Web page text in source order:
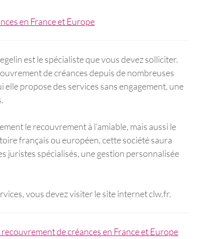
est le spécialiste que vous devez solliciter.
de créances depuis de nombreuses
propose des services sans engagement, une
le recouvrement à l’amiable, mais aussi le
français ou européen, cette société saura
juristes spécialisés, une gestion personnalisée
vous devez visiter le site internet clw.fr.
de créances en France et Europe